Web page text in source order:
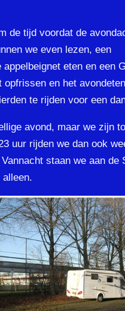
de tijd voordat de
we even lezen, een
appelbeignet eten en een
opfrissen en het
te rijden voor een
avond, maar we zijn
uur rijden we dan ook
staan we aan de
alleen.